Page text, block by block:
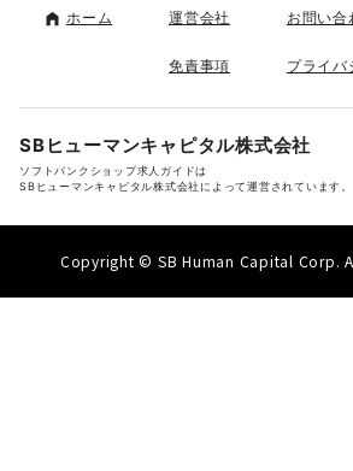
ホーム 運営会社 お問い合
免責事項 プライバ
SBヒューマンキャピタル株式会社
ソフトバンクショップ求人ガイドは
SBヒューマンキャピタル株式会社によって運営されています。
Copyright © SB Human Capital Corp.